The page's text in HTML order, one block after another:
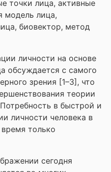
точки лица, активные
модель лица,
биовектор, метод
личности на основе
обсуждается с самого
зрения [1–3], что
теории
в быстрой и
личности человека в
только
сегодня